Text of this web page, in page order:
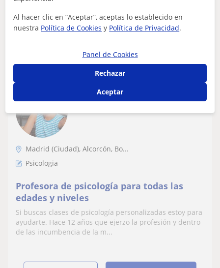
Gabriela
Madrid (Ciudad), Alcorcón, Bo...
Psicologia
Profesora de psicología para todas las
edades y niveles
Si buscas clases de psicología personalizadas estoy para
ayudarte. Hace 12 años que ejerzo la profesión y dentro
de las incumbencia de la m...
Al hacer clic en “Aceptar”, aceptas lo establecido en
nuestra Política de Cookies y Política de Privacidad.
Panel de Cookies
Rechazar
Aceptar